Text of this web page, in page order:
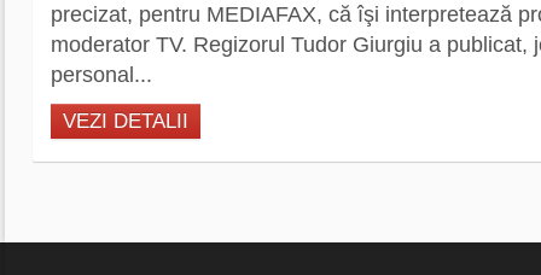
precizat, pentru MEDIAFAX, că îşi interpretează
moderator TV. Regizorul Tudor Giurgiu a publicat,
personal...
VEZI DETALII